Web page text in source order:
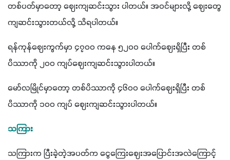
တစ်ပတ်မှာတော့ ဈေးကျဆင်းသွား ပါတယ်။ အဝင်များလို့ ဈေးတွေ
ကျဆင်းသွားတယ်လို့ သိရပါတယ်။
ရန်ကုန်ဈေးကွက်မှာ ၄၇၀၀ ကနေ ၅၂၀၀ ပေါက်ဈေးရှိပြီး တစ်
ပိဿာကို ၂၀၀ ကျပ်ဈေးကျဆင်းသွားပါတယ်။
မော်လမြိုင်မှာတော့ တစ်ပိဿာကို ၄၆၀၀ ပေါက်ဈေးရှိပြီး တစ်
ပိဿာကို ၁၀၀ ကျပ် ဈေးကျဆင်းသွားပါတယ်။
သကြား
သကြားက ပြီးခဲ့တဲ့အပတ်က ငွေကြေးဈေးအပြောင်းအလဲကြောင့်